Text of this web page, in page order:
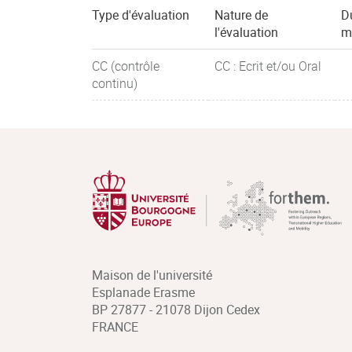
Type d'évaluation
Nature de
l'évaluation
CC (contrôle
continu)
CC : Ecrit et/ou Oral
Maison de l'université
Esplanade Erasme
BP 27877 - 21078 Dijon Cedex
FRANCE